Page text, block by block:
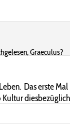
Graeculus?
Das erste